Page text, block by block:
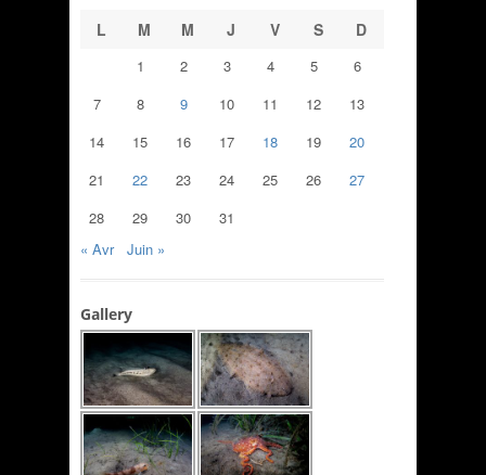
L
M M J V S D
1 2 3 4 5
6
7
8 9 10 11 12
13
14
15 16 17 18 19
20
21
22 23 24 25 26
27
28
29 30
31
« Avr
Juin »
Gallery